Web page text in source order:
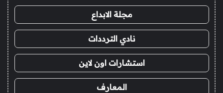
مجلة الابداع
نادي الترددات
استشارات اون لاين
المعارف